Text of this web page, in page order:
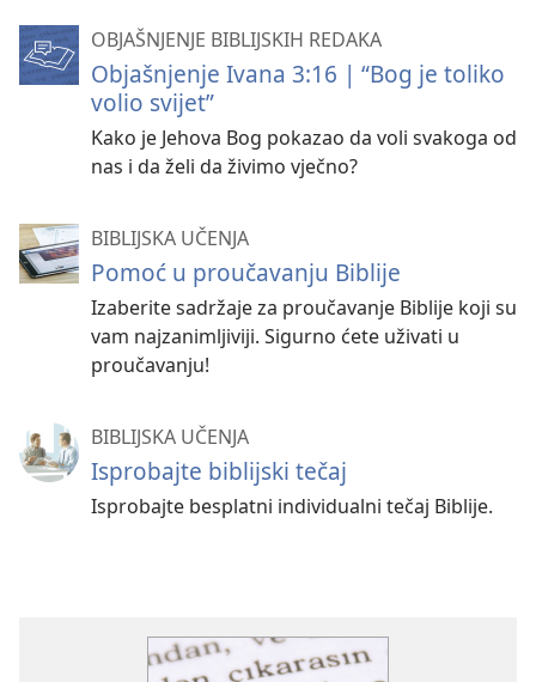
OBJAŠNJENJE BIBLIJSKIH REDAKA
Objašnjenje Ivana 3:16 | “Bog je toliko
volio svijet”
Kako je Jehova Bog pokazao da voli svakoga od
nas i da želi da živimo vječno?
BIBLIJSKA UČENJA
Pomoć u proučavanju Biblije
Izaberite sadržaje za proučavanje Biblije koji su
vam najzanimljiviji. Sigurno ćete uživati u
proučavanju!
BIBLIJSKA UČENJA
Isprobajte biblijski tečaj
Isprobajte besplatni individualni tečaj Biblije.